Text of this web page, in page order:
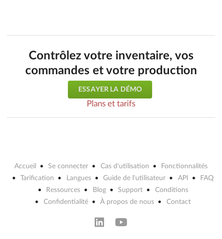
Contrôlez votre inventaire, vos
commandes et votre production
ESSAYER LA DÉMO
Plans et tarifs
Accueil Se connecter Cas d'utilisation
Fonctionnalités
Tarification
Langues Guide de l'utilisateur API
FAQ
Ressources
Blog Support
Conditions
Confidentialité
À propos de nous Contact